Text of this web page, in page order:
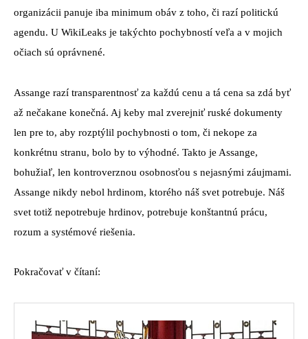
organizácii panuje iba minimum obáv z toho, či razí politickú
agendu. U WikiLeaks je takýchto pochybností veľa a v mojich
očiach sú oprávnené.
Assange razí transparentnosť za každú cenu a tá cena sa zdá byť
až nečakane konečná. Aj keby mal zverejniť ruské dokumenty
len pre to, aby rozptýlil pochybnosti o tom, či nekope za
konkrétnu stranu, bolo by to výhodné. Takto je Assange,
bohužiaľ, len kontroverznou osobnosťou s nejasnými záujmami.
Assange nikdy nebol hrdinom, ktorého náš svet potrebuje. Náš
svet totiž nepotrebuje hrdinov, potrebuje konštantnú prácu,
rozum a systémové riešenia.
Pokračovať v čítaní: